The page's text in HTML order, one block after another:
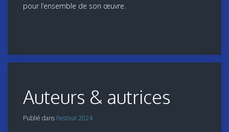
pour l’ensemble de son œuvre.
Auteurs & autrices
Publié dans Festival 2024